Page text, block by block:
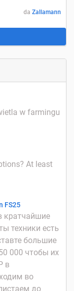
da Zallamann
w farmingu
At least
FS25
кратчайшие
техники есть
большие
000 чтобы их
в
во
до